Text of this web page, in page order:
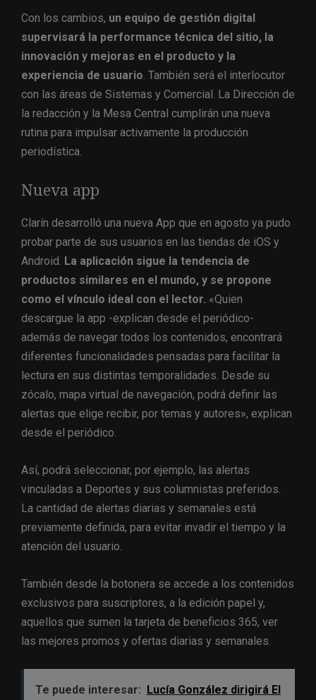
Con los cambios, un equipo de gestión digital
supervisará la performance técnica del sitio, la
innovación y mejoras en el producto y la
experiencia de usuario. También será el interlocutor
con las áreas de Sistemas y Comercial. La Dirección de
la redacción y la Mesa Central cumplirán una nueva
rutina para impulsar activamente la producción
periodística.
Nueva app
Clarín desarrolló una nueva App que en agosto ya pudo
probar parte de sus usuarios en las tiendas de iOS y
Android. La aplicación sigue la tendencia de
productos similares en el mundo, y se propone
como el vínculo ideal con el lector. «Quien
descargue la app -explican desde el periódico-
además de navegar todos los contenidos, encontrará
diferentes funcionalidades pensadas para facilitar la
lectura en sus distintas temporalidades. Desde su
zócalo, mapa virtual de navegación, podrá definir las
alertas que elige recibir, por temas y autores», explican
desde el periódico.
Así, podrá seleccionar, por ejemplo, las alertas
vinculadas a Deportes y sus columnistas preferidos.
La cantidad de alertas diarias y semanales está
previamente definida, para evitar invadir el tiempo y la
atención del usuario.
También desde la botonera se accede a los contenidos
exclusivos para suscriptores, a la edición papel y,
aquellos que sumen la tarjeta de beneficios 365, ver
las mejores promos y ofertas diarias y semanales.
Te puede interesar:
Lucía González dirigirá El